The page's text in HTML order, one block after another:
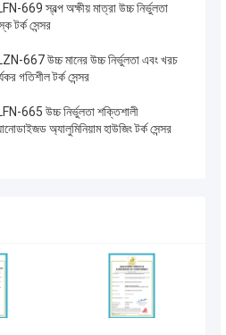
669 স্বল্প অক্ষীয় মাত্রা উচ্চ নির্ভুলতা
টর্ক সেন্সর
667 উচ্চ মানের উচ্চ নির্ভুলতা এবং খরচ
গতিশীল টর্ক সেন্সর
665 উচ্চ নির্ভুলতা শক্তিশালী
অ্যালুমিনিয়াম হাউজিং টর্ক সেন্সর